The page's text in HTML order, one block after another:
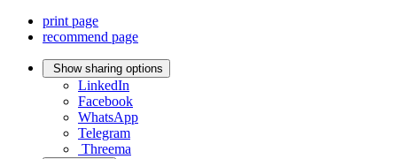
print page
recommend page
Show sharing options
LinkedIn
Facebook
WhatsApp
Telegram
Threema